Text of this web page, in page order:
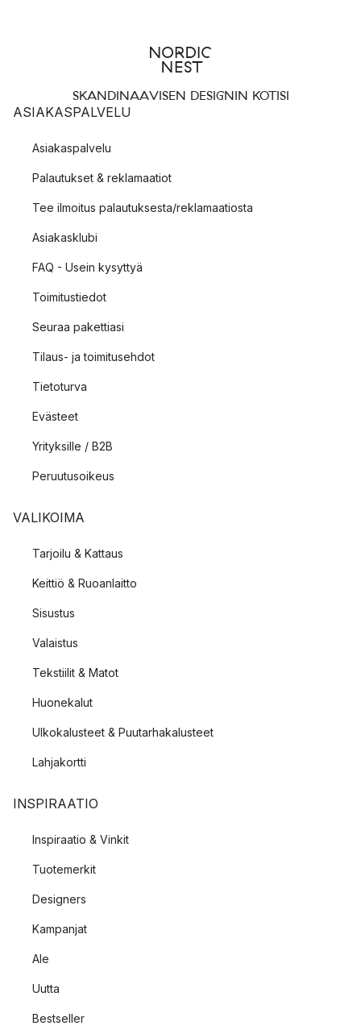
SKANDINAAVISEN DESIGNIN KOTISI
ASIAKASPALVELU
Asiakaspalvelu
Palautukset & reklamaatiot
Tee ilmoitus palautuksesta/reklamaatiosta
Asiakasklubi
FAQ - Usein kysyttyä
Toimitustiedot
Seuraa pakettiasi
Tilaus- ja toimitusehdot
Tietoturva
Evästeet
Yrityksille / B2B
Peruutusoikeus
VALIKOIMA
Tarjoilu & Kattaus
Keittiö & Ruoanlaitto
Sisustus
Valaistus
Tekstiilit & Matot
Huonekalut
Ulkokalusteet & Puutarhakalusteet
Lahjakortti
INSPIRAATIO
Inspiraatio & Vinkit
Tuotemerkit
Designers
Kampanjat
Ale
Uutta
Bestseller